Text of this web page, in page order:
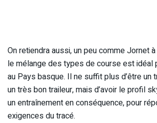
On retiendra aussi, un peu comme Jornet
le mélange des types de course est idéal
au Pays basque. Il ne suffit plus d’être un
un très bon traileur, mais d’avoir le profil
un entraînement en conséquence, pour
exigences du tracé.